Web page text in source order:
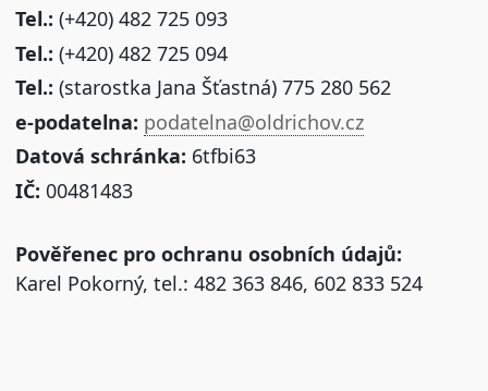
Tel.: (+420) 482 725 093
Tel.: (+420) 482 725 094
Tel.: (starostka Jana Šťastná) 775 280 562
e-podatelna: podatelna@oldrichov.cz
Datová schránka: 6tfbi63
IČ: 00481483
Pověřenec pro ochranu osobních údajů:
Karel Pokorný, tel.: 482 363 846, 602 833 524